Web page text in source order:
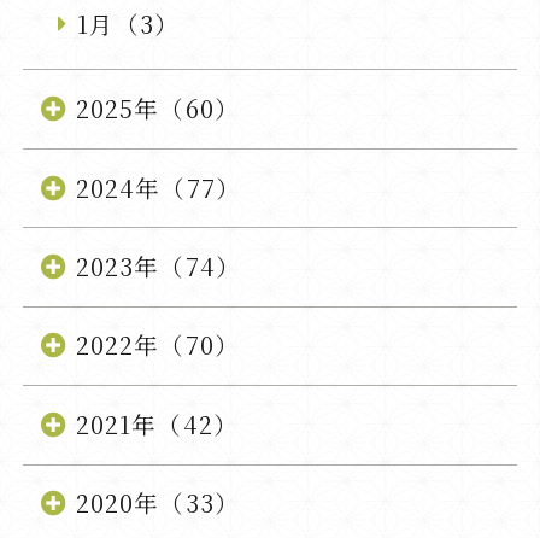
1月（3）
2025年（60）
2024年（77）
2023年（74）
2022年（70）
2021年（42）
2020年（33）